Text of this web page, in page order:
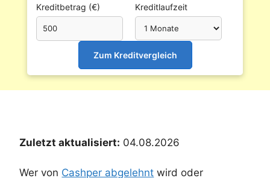
Kreditbetrag (€)
Kreditlaufzeit
Zum Kreditvergleich
Zuletzt aktualisiert: 04.08.2026
Wer von Cashper abgelehnt wird oder